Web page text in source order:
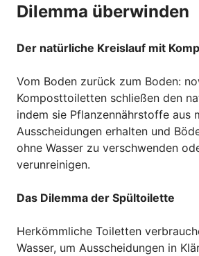
Dilemma überwinden
Der natürliche Kreislauf mit
Vom Boden zurück zum Boden:
Komposttoiletten schließen den
indem sie Pflanzennährstoffe aus
Ausscheidungen erhalten und
ohne Wasser zu verschwenden
verunreinigen.
Das Dilemma der Spültoilette
Herkömmliche Toiletten
Wasser, um Ausscheidungen in